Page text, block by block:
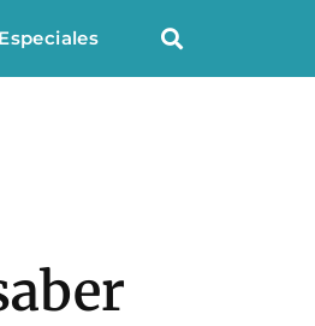
Especiales